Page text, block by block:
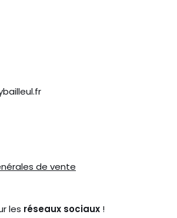
de vente
les réseaux sociaux !